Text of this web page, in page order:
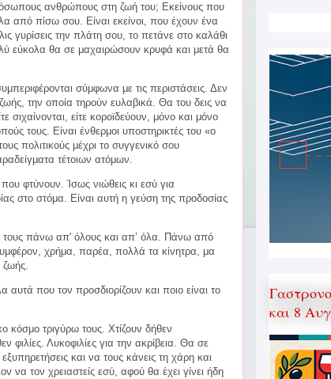
ανθρώπους στη ζωή του; Εκείνους που
από πίσω σου. Είναι εκείνοι, που έχουν ένα
γυρίσεις την πλάτη σου, το πετάνε στο καλάθι
εύκολα θα σε μαχαιρώσουν κρυφά και μετά θα
σύμφωνα με τις περιστάσεις. Δεν
την οποία τηρούν ευλαβικά. Θα του δεις να
είτε κοροϊδεύουν, μόνο και μόνο
τους. Είναι ένθερμοι υποστηρικτές του «ο
πολιτικούς μέχρι το συγγενικό σου
τέτοιων ατόμων.
που φτύνουν. Ίσως νιώθεις κι εσύ για
στο στόμα. Είναι αυτή η γεύση της προδοσίας
τους πάνω απ' όλους και απ’ όλα. Πάνω από
χρήμα, παρέα, πολλά τα κίνητρα, μα
ζωής.
αυτά που τον προσδιορίζουν και ποιο είναι το
κόσμο τριγύρω τους. Χτίζουν δήθεν
φιλίες. Λυκοφιλίες για την ακρίβεια. Θα σε
και να τους κάνεις τη χάρη και
να τον χρειαστείς εσύ, αφού θα έχει γίνει ήδη
και 8